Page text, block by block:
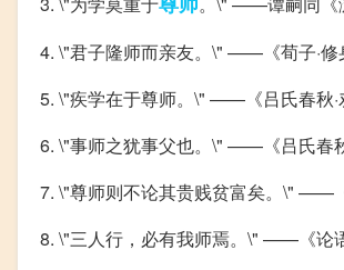
4. \"君子隆师而亲友。\" ——《荀子·修
5. \"疾学在于尊师。\" ——《吕氏春秋·
6. \"事师之犹事父也。\" ——《吕氏春秋
7. \"尊师则不论其贵贱贫富矣。\" ——
8. \"三人行，必有我师焉。\" ——《论